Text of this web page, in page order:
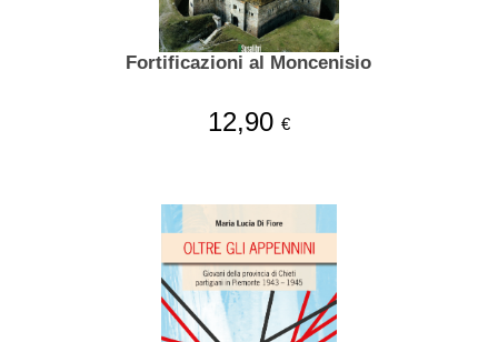
Fortificazioni al Moncenisio
12,90 €